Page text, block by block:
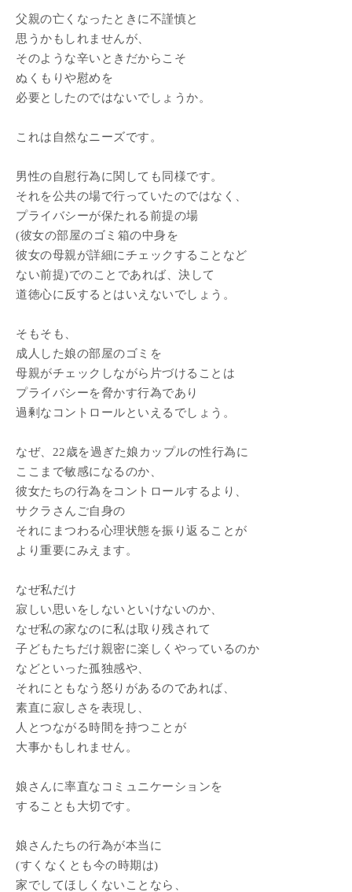
父親の亡くなったときに不謹慎と
思うかもしれませんが、
そのような辛いときだからこそ
ぬくもりや慰めを
必要としたのではないでしょうか。
これは自然なニーズです。
男性の自慰行為に関しても同様です。
それを公共の場で行っていたのではなく、
プライバシーが保たれる前提の場
(彼女の部屋のゴミ箱の中身を
彼女の母親が詳細にチェックすることなど
ない前提)でのことであれば、決して
道徳心に反するとはいえないでしょう。
そもそも、
成人した娘の部屋のゴミを
母親がチェックしながら片づけることは
プライバシーを脅かす行為であり
過剰なコントロールといえるでしょう。
なぜ、22歳を過ぎた娘カップルの性行為に
ここまで敏感になるのか、
彼女たちの行為をコントロールするより、
サクラさんご自身の
それにまつわる心理状態を振り返ることが
より重要にみえます。
なぜ私だけ
寂しい思いをしないといけないのか、
なぜ私の家なのに私は取り残されて
子どもたちだけ親密に楽しくやっているのか
などといった孤独感や、
それにともなう怒りがあるのであれば、
素直に寂しさを表現し、
人とつながる時間を持つことが
大事かもしれません。
娘さんに率直なコミュニケーションを
することも大切です。
娘さんたちの行為が本当に
(すくなくとも今の時期は)
家でしてほしくないことなら、